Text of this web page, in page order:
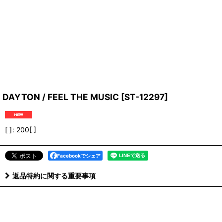
DAYTON / FEEL THE MUSIC [ST-12297]
[ ]: 200[ ]
Facebookでシェア
返品特約に関する重要事項